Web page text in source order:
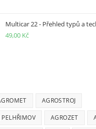
Multicar 22 - Přehled typů a
49,00 Kč
AGROSTROJ
PELHŘIMOV AGROZET